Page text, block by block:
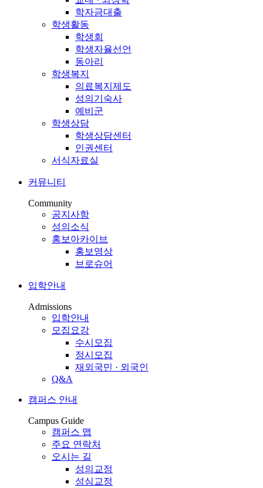
학자금대출
학생활동
학생회
학생자율선언
동아리
학생복지
의료복지제도
성의기숙사
예비군
학생상담
학생상담센터
인권센터
서식자료실
커뮤니티
Community
공지사항
성의소식
홍보아카이브
홍보영상
브로슈어
입학안내
Admissions
입학안내
모집요강
수시모집
정시모집
재외국민 · 외국인
Q&A
캠퍼스 안내
Campus Guide
캠퍼스 맵
주요 연락처
오시는 길
성의교정
성심교정